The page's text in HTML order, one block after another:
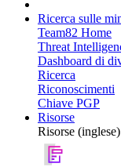
Ricerca sulle
Team82 Home
Threat
Dashboard di
Ricerca
Riconoscimenti
Chiave PGP
Risorse
Risorse (inglese)